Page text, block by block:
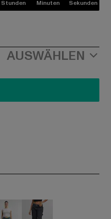
Stunden Minuten Sekunden
AUSWÄHLEN